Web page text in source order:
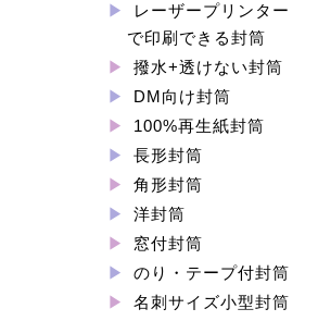
レーザープリンター
で印刷できる封筒
撥水+透けない封筒
DM向け封筒
100%再生紙封筒
長形封筒
角形封筒
洋封筒
窓付封筒
のり・テープ付封筒
名刺サイズ小型封筒